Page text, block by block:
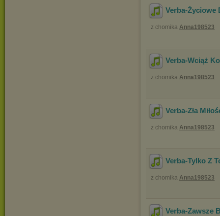
Verba-Życiowe
z chomika Anna198523
Verba-Wciąż
z chomika Anna198523
Verba-Zła
z chomika Anna198523
Verba-Tylko Z
z chomika Anna198523
Verba-Zawsze